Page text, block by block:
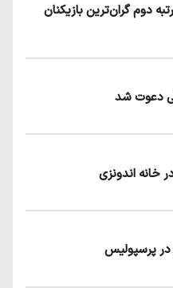
دوم گران‌ترین بازیکنان
دعوت شد
خانه اندونزی
در پرسپولیس